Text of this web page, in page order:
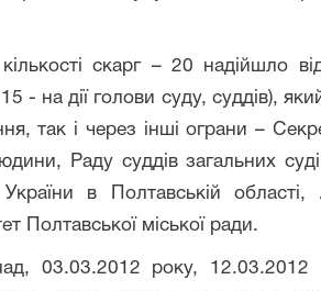
кількості скарг – 20
15 - на дії голови суду, суддів),
так і через інші ограни –
Раду суддів загальних
в Полтавській області,
Полтавської міської ради.
03.03.2012 року,